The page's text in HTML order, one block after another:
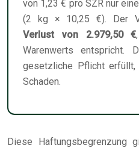
von 1,23 € pro SZR nur
(2 kg × 10,25 €). Der
Verlust von 2.979,50 €
Warenwerts entspricht.
gesetzliche Pflicht
Schaden.
Diese